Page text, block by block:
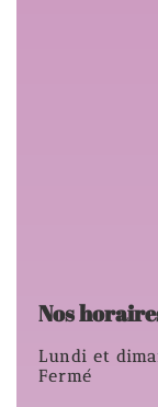
Nos
Lundi et
Fermé